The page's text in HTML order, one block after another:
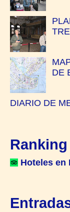
DE
DIARIO DE
Hoteles en